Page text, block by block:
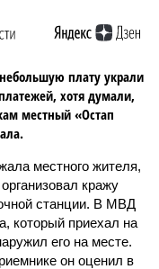
плату украли
хотя думали,
местный «Остап
местного жителя,
кражу
станции. В МВД
который приехал на
его на месте.
он оценил в